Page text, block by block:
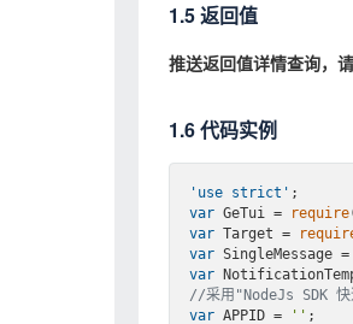
1.5 返回值
推送返回值详情查询，
1.6 代码实例
'use strict'
var GeTui = require
var Target =
var SingleMessage
var
//采用"NodeJs SDK 快
var APPID = ''